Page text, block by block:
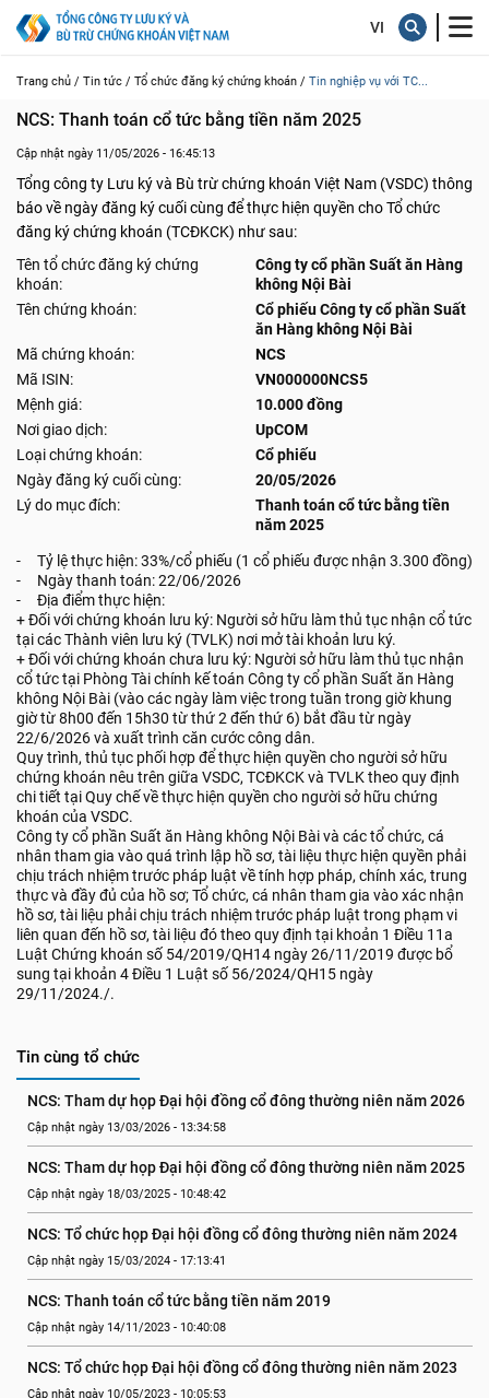
Trang chủ / Tin tức / Tổ chức đăng ký chứng khoán / Tin nghiệp vụ với TC...
NCS: Thanh toán cổ tức bằng tiền năm 2025
Cập nhật ngày 11/05/2026 - 16:45:13
Tổng công ty Lưu ký và Bù trừ chứng khoán Việt Nam (VSDC) thông
báo về ngày đăng ký cuối cùng để thực hiện quyền cho Tổ chức
đăng ký chứng khoán (TCĐKCK) như sau:
Tên tổ chức đăng ký chứng
khoán:
Công ty cổ phần Suất ăn Hàng
không Nội Bài
Tên chứng khoán:
Cổ phiếu Công ty cổ phần Suất
ăn Hàng không Nội Bài
Mã chứng khoán:
NCS
Mã ISIN:
VN000000NCS5
Mệnh giá:
10.000 đồng
Nơi giao dịch:
UpCOM
Loại chứng khoán:
Cổ phiếu
Ngày đăng ký cuối cùng:
20/05/2026
Lý do mục đích:
Thanh toán cổ tức bằng tiền
năm 2025
- Tỷ lệ thực hiện: 33%/cổ phiếu (1 cổ phiếu được nhận 3.300 đồng)
- Ngày thanh toán: 22/06/2026
- Địa điểm thực hiện:
+ Đối với chứng khoán lưu ký: Người sở hữu làm thủ tục nhận cổ tức
tại các Thành viên lưu ký (TVLK) nơi mở tài khoản lưu ký.
+ Đối với chứng khoán chưa lưu ký: Người sở hữu làm thủ tục nhận
cổ tức tại Phòng Tài chính kế toán Công ty cổ phần Suất ăn Hàng
không Nội Bài (vào các ngày làm việc trong tuần trong giờ khung
giờ từ 8h00 đến 15h30 từ thứ 2 đến thứ 6) bắt đầu từ ngày
22/6/2026 và xuất trình căn cước công dân.
Quy trình, thủ tục phối hợp để thực hiện quyền cho người sở hữu
chứng khoán nêu trên giữa VSDC, TCĐKCK và TVLK theo quy định
chi tiết tại Quy chế về thực hiện quyền cho người sở hữu chứng
khoán của VSDC.
Công ty cổ phần Suất ăn Hàng không Nội Bài và các tổ chức, cá
nhân tham gia vào quá trình lập hồ sơ, tài liệu thực hiện quyền phải
chịu trách nhiệm trước pháp luật về tính hợp pháp, chính xác, trung
thực và đầy đủ của hồ sơ; Tổ chức, cá nhân tham gia vào xác nhận
hồ sơ, tài liệu phải chịu trách nhiệm trước pháp luật trong phạm vi
liên quan đến hồ sơ, tài liệu đó theo quy định tại khoản 1 Điều 11a
Luật Chứng khoán số 54/2019/QH14 ngày 26/11/2019 được bổ
sung tại khoản 4 Điều 1 Luật số 56/2024/QH15 ngày
29/11/2024./.
Tin cùng tổ chức
NCS: Tham dự họp Đại hội đồng cổ đông thường niên năm 2026
Cập nhật ngày 13/03/2026 - 13:34:58
NCS: Tham dự họp Đại hội đồng cổ đông thường niên năm 2025
Cập nhật ngày 18/03/2025 - 10:48:42
NCS: Tổ chức họp Đại hội đồng cổ đông thường niên năm 2024
Cập nhật ngày 15/03/2024 - 17:13:41
NCS: Thanh toán cổ tức bằng tiền năm 2019
Cập nhật ngày 14/11/2023 - 10:40:08
NCS: Tổ chức họp Đại hội đồng cổ đông thường niên năm 2023
Cập nhật ngày 10/05/2023 - 10:05:53